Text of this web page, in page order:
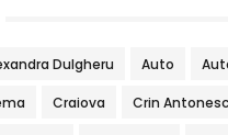
Dulgheru Auto
Craiova Crin